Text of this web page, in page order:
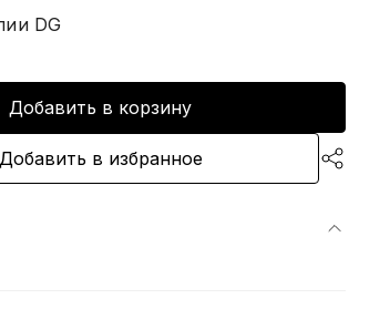
DG
Добавить в корзину
Добавить в избранное